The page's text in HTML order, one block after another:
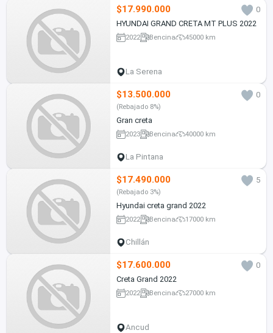
$17.990.000
0
HYUNDAI GRAND CRETA MT PLUS 2022
2022 Bencina 45000 km
La Serena
$13.500.000 0
(Rebajado 8%)
Gran creta
2023 Bencina 40000 km
La Pintana
$17.490.000 5
(Rebajado 3%)
Hyundai creta grand 2022
2022 Bencina 17000 km
Chillán
$17.600.000
0
Creta Grand 2022
2022 Bencina 27000 km
Ancud